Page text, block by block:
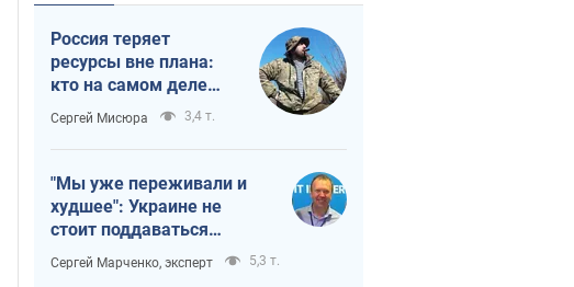
Россия теряет
ресурсы вне плана:
кто на самом деле
диктует темп войны
Сергей Мисюра 3,4 т.
"Мы уже переживали и
худшее": Украине не
стоит поддаваться
отчаянию из-за
ракетного террора
Сергей Марченко, эксперт 5,3 т.